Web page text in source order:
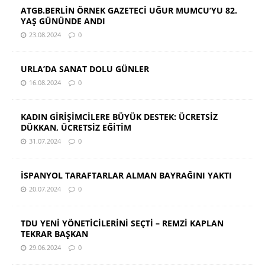
ATGB.BERLİN ÖRNEK GAZETECİ UĞUR MUMCU’YU 82.
YAŞ GÜNÜNDE ANDI
23.08.2024 0
URLA’DA SANAT DOLU GÜNLER
16.08.2024 0
KADIN GİRİŞİMCİLERE BÜYÜK DESTEK: ÜCRETSİZ
DÜKKAN, ÜCRETSİZ EĞİTİM
31.07.2024 0
İSPANYOL TARAFTARLAR ALMAN BAYRAĞINI YAKTI
20.07.2024 0
TDU YENİ YÖNETİCİLERİNİ SEÇTİ – REMZİ KAPLAN
TEKRAR BAŞKAN
29.06.2024 0